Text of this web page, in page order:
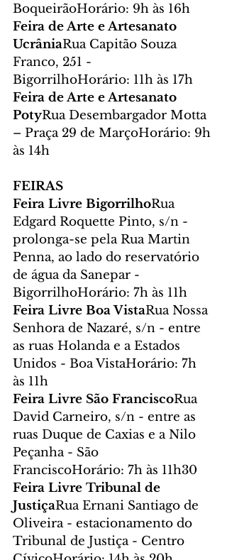
BoqueirãoHorário: 9h às 16h
Feira de Arte e Artesanato
UcrâniaRua Capitão Souza
Franco, 251 -
BigorrilhoHorário: 11h às 17h
Feira de Arte e Artesanato
PotyRua Desembargador Motta
– Praça 29 de MarçoHorário: 9h
às 14h
FEIRAS
Feira Livre BigorrilhoRua
Edgard Roquette Pinto, s/n -
prolonga-se pela Rua Martin
Penna, ao lado do reservatório
de água da Sanepar -
BigorrilhoHorário: 7h às 11h
Feira Livre Boa VistaRua Nossa
Senhora de Nazaré, s/n - entre
as ruas Holanda e a Estados
Unidos - Boa VistaHorário: 7h
às 11h
Feira Livre São FranciscoRua
David Carneiro, s/n - entre as
ruas Duque de Caxias e a Nilo
Peçanha - São
FranciscoHorário: 7h às 11h30
Feira Livre Tribunal de
JustiçaRua Ernani Santiago de
Oliveira - estacionamento do
Tribunal de Justiça - Centro